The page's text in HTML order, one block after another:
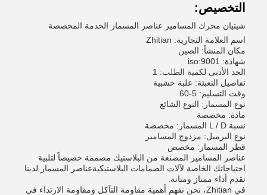
التخصيص:
شيتيان محرك المسامير عناصر المسمار الخدمة المخصصة
اسم العلامة التجارية: Zhitian
مكان المنشأ: الصين
شهادة: iso:9001
الحد الأدنى لكمية الطلب: 1
تفاصيل التعبئة: علبة خشبية
وقت التسليم: 5-60
نوع المسمار: النوع الشائع
مادة: مخصصة
نسبة L / D المسمار: مخصصة
نوع البرميل: مزدوج المسامير
قطر المسمار: مخصص
عناصر المسامير المصنعة من البلاستيك مصممة خصيصاً لتلبية
احتياجاتك الخاصة لآلات الصمامات البلاستيكيةعناصر المسمار لدينا
تقدم أداء ممتاز ومتانة.
في Zhitian، نحن نفهم أهمية مقاومة التآكل ومقاومة الارتداء في